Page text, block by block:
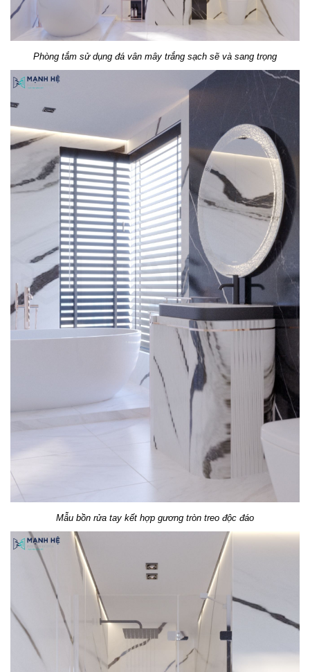
Phòng tắm sử dụng đá vân mây trắng sạch sẽ và sang trọng
Mẫu bồn rửa tay kết hợp gương tròn treo độc đáo